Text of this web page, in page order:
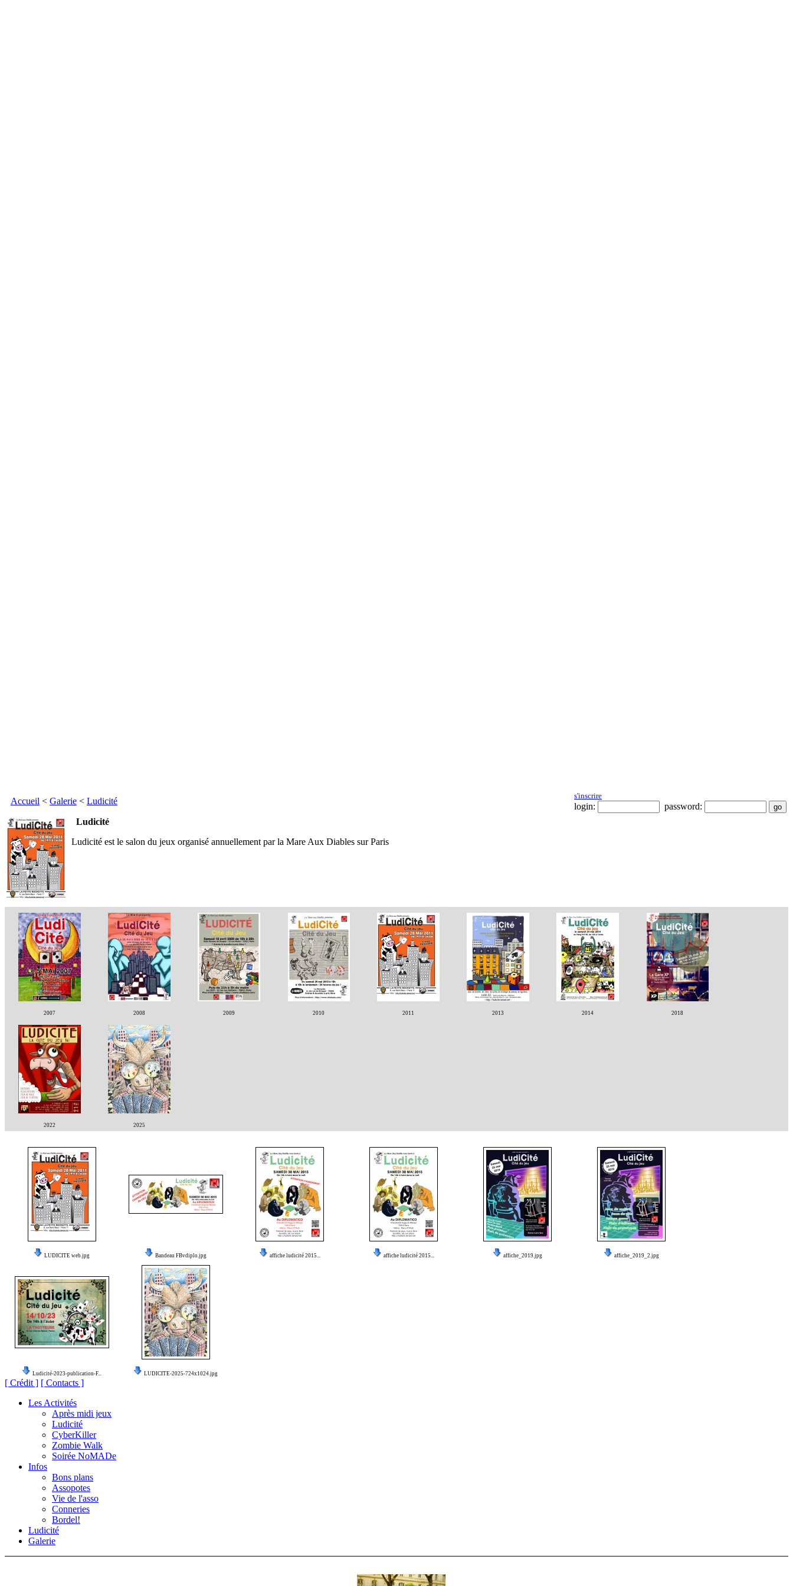
Accueil < Galerie < Ludicité
s'inscrire
login:
password:
Ludicité
Ludicité est le salon du jeux organisé annuellement par la Mare Aux Diables sur Paris
2007 2008 2009 2010 2011 2013 2014 2018
2022 2025
LUDICITE web.jpg Bandeau FBvdiplo.jpg affiche ludicité 2015... affiche ludicité 2015... affiche_2019.jpg affiche_2019_2.jpg
Ludicité-2023-publication-F... LUDICITE-2025-724x1024.jpg
[ Crédit ] [ Contacts ]
Les Activités
Après midi jeux
Ludicité
CyberKiller
Zombie Walk
Soirée NoMADe
Infos
Bons plans
Assopotes
Vie de l'asso
Conneries
Bordel!
Ludicité
Galerie